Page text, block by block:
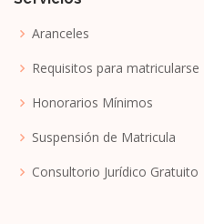
Aranceles
Requisitos para matricularse
Honorarios Mínimos
Suspensión de Matricula
Consultorio Jurídico Gratuito